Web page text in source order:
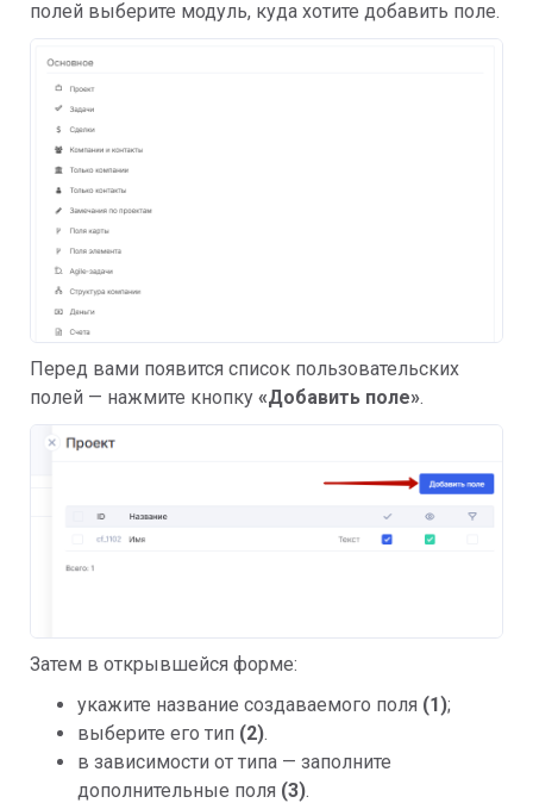
полей выберите модуль, куда хотите добавить поле.
Перед вами появится список пользовательских
полей — нажмите кнопку «Добавить поле».
Затем в открывшейся форме:
укажите название создаваемого поля (1);
выберите его тип (2).
в зависимости от типа — заполните
дополнительные поля (3).